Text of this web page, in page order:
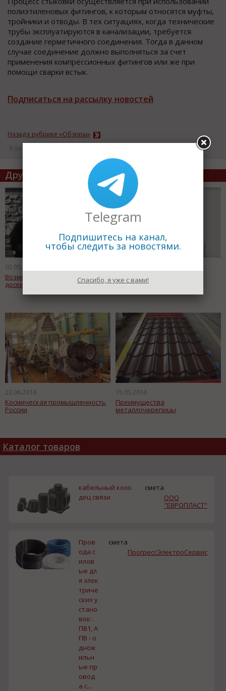
полиэтиленовых фитингов, к которым относятся муфты,
тройники и отводы. В тех ситуациях, когда технические
трубы эксплуатируются в канализации, требуется
создание герметичного соединения. Тогда в данном
случае соединение должно выполняться за счет
применения компрессионных фитингов или же при
помощи сварки встык.
Подписаться на рассылку новостей
Назад к рубрике «Обзоры»
Кол-во просмотров: 17747
Другие статьи по теме
02.09.2014
Возможностями бесплатной
доски объявлений
Клининговые услуги
23.06.2014
Космическая промышленность
России
15.05.2014
Преимущества
металлочерепицы
Каталог товаров
кабельный коло
дец связи
смета
ООО
"ЕВРОПЛАСТ"
Пров
ода с
илов
ые дл
я элек
триче
ских у
стано
вок: .
ПВ1, А
ПВ - о
днож
ильн
ые пр
овод
а с...
смета
ПрогрессЭлектроСервис
Telegram
Подпишитесь на канал,
чтобы следить за новостями.
Спасибо, я уже с вами!